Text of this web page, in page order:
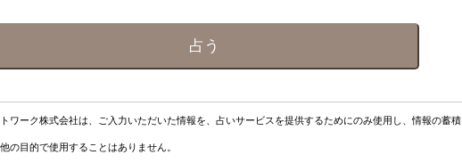
占う
ワーク株式会社は、ご入力いただいた情報を、占いサービスを提供するためにのみ使用し、情報の蓄積
の目的で使用することはありません。